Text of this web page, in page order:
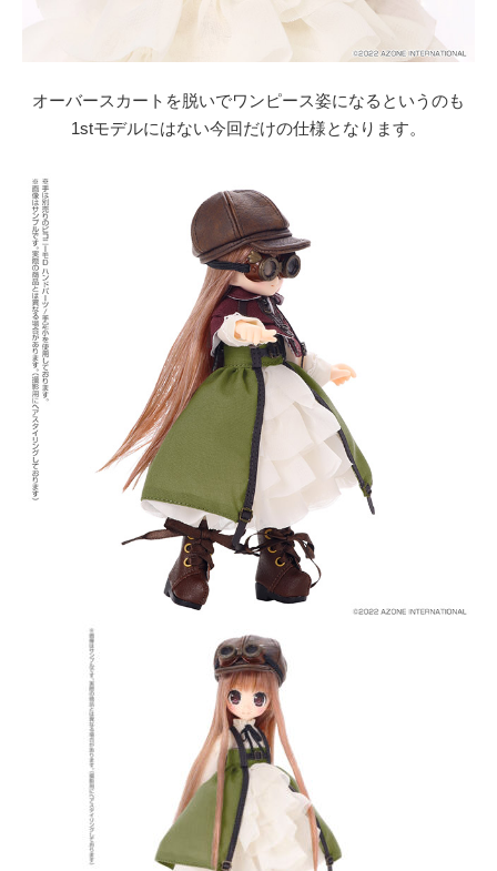
オーバースカートを脱いでワンピース姿になるというのも
1stモデルにはない今回だけの仕様となります。